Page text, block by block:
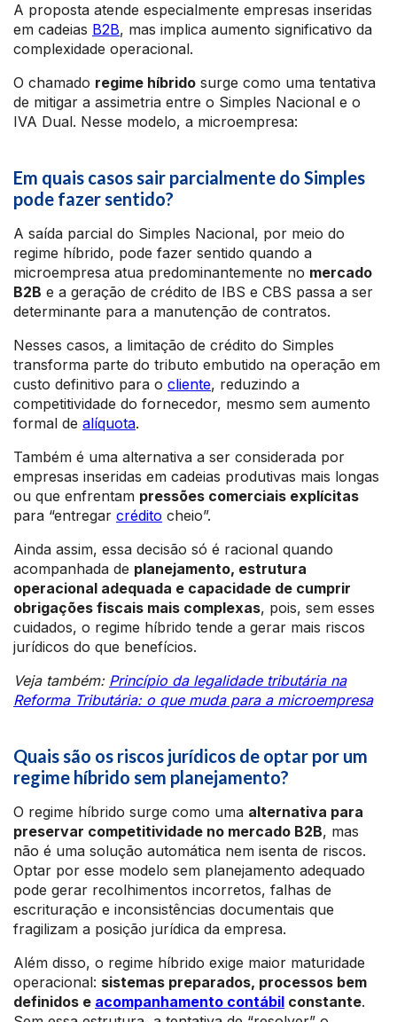
A proposta atende especialmente empresas inseridas
em cadeias B2B, mas implica aumento significativo da
complexidade operacional.
O chamado regime híbrido surge como uma tentativa
de mitigar a assimetria entre o Simples Nacional e o
IVA Dual. Nesse modelo, a microempresa:
Em quais casos sair parcialmente do Simples
pode fazer sentido?
A saída parcial do Simples Nacional, por meio do
regime híbrido, pode fazer sentido quando a
microempresa atua predominantemente no mercado
B2B e a geração de crédito de IBS e CBS passa a ser
determinante para a manutenção de contratos.
Nesses casos, a limitação de crédito do Simples
transforma parte do tributo embutido na operação em
custo definitivo para o cliente, reduzindo a
competitividade do fornecedor, mesmo sem aumento
formal de alíquota.
Também é uma alternativa a ser considerada por
empresas inseridas em cadeias produtivas mais longas
ou que enfrentam pressões comerciais explícitas
para “entregar crédito cheio”.
Ainda assim, essa decisão só é racional quando
acompanhada de planejamento, estrutura
operacional adequada e capacidade de cumprir
obrigações fiscais mais complexas, pois, sem esses
cuidados, o regime híbrido tende a gerar mais riscos
jurídicos do que benefícios.
Veja também: Princípio da legalidade tributária na
Reforma Tributária: o que muda para a microempresa
Quais são os riscos jurídicos de optar por um
regime híbrido sem planejamento?
O regime híbrido surge como uma alternativa para
preservar competitividade no mercado B2B, mas
não é uma solução automática nem isenta de riscos.
Optar por esse modelo sem planejamento adequado
pode gerar recolhimentos incorretos, falhas de
escrituração e inconsistências documentais que
fragilizam a posição jurídica da empresa.
Além disso, o regime híbrido exige maior maturidade
operacional: sistemas preparados, processos bem
definidos e acompanhamento contábil constante.